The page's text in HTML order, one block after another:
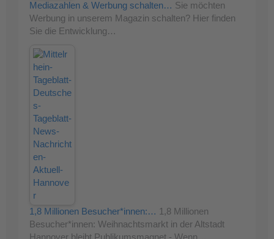
Mediazahlen & Werbung schalten… Sie möchten
Werbung in unserem Magazin schalten? Hier finden
Sie die Entwicklung…
1,8 Millionen Besucher*innen:… 1,8 Millionen
Besucher*innen: Weihnachtsmarkt in der Altstadt